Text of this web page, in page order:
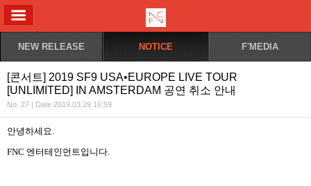
NEW RELEASE NOTICE F'MEDIA
[콘서트] 2019 SF9 USA•EUROPE LIVE TOUR
[UNLIMITED] IN AMSTERDAM 공연 취소 안내
No. 27 | Date 2019.03.29 16:59
안녕하세요.
FNC 엔터테인먼트입니다